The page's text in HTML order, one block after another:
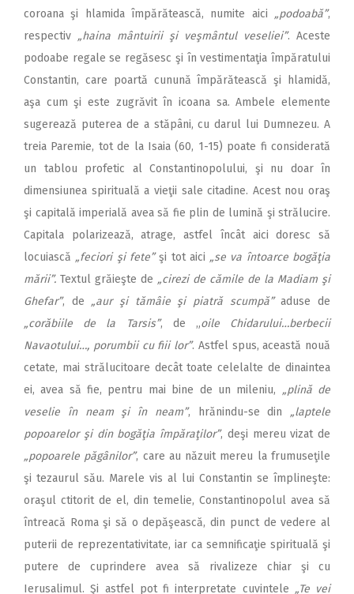
coroana şi hlamida împărătească, numite aici „podoabă”,
respectiv „haina mântuirii şi veşmântul veseliei”. Aceste
podoabe regale se regăsesc şi în vestimentaţia împăratului
Constantin, care poartă cunună împărătească şi hlamidă,
aşa cum şi este zugrăvit în icoana sa. Ambele elemente
sugerează puterea de a stăpâni, cu darul lui Dumnezeu. A
treia Paremie, tot de la Isaia (60, 1-15) poate fi considerată
un tablou profetic al Constantinopolului, şi nu doar în
dimensiunea spirituală a vieţii sale citadine. Acest nou oraş
şi capitală imperială avea să fie plin de lumină şi strălucire.
Capitala polarizează, atrage, astfel încât aici doresc să
locuiască „feciori şi fete”şi tot aici „se va întoarce bogăţia
mării”. Textul grăieşte de „cirezi de cămile de la Madiam şi
Ghefar”, de „aur şi tămâie şi piatră scumpă”aduse de
„corăbiile de la Tarsis”, de „oile Chidarului…berbecii
Navaotului…, porumbii cu fiii lor”. Astfel spus, această nouă
cetate, mai strălucitoare decât toate celelalte de dinaintea
ei, avea să fie, pentru mai bine de un mileniu, „plină de
veselie în neam şi în neam”, hrănindu-se din „laptele
popoarelor şi din bogăţia împăraţilor”, deşi mereu vizat de
„popoarele păgânilor”, care au năzuit mereu la frumuseţile
şi tezaurul său. Marele vis al lui Constantin se împlineşte:
oraşul ctitorit de el, din temelie, Constantinopolul avea să
întreacă Roma şi să o depăşească, din punct de vedere al
puterii de reprezentativitate, iar ca semnificaţie spirituală şi
putere de cuprindere avea să rivalizeze chiar şi cu
Ierusalimul. Şi astfel pot fi interpretate cuvintele „Te vei